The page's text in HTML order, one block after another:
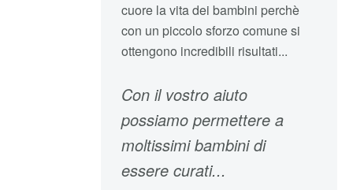
cuore la vita dei bambini perchè
con un piccolo sforzo comune si
ottengono incredibili risultati...
Con il vostro aiuto
possiamo permettere a
moltissimi bambini di
essere curati...